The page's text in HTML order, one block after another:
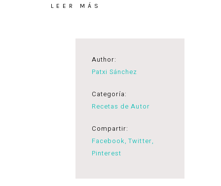
LEER MÁS
Author:
Patxi Sánchez
Categoría:
Recetas de Autor
Compartir:
Facebook Twitter
Pinterest